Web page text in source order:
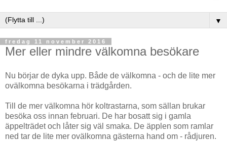
▼
fredag 11 november 2016
Mer eller mindre välkomna besökare
Nu börjar de dyka upp. Både de välkomna - och de lite mer
ovälkomna besökarna i trädgården.
Till de mer välkomna hör koltrastarna, som sällan brukar
besöka oss innan februari. De har bosatt sig i gamla
äppelträdet och låter sig väl smaka. De äpplen som ramlar
ned tar de lite mer ovälkomna gästerna hand om - rådjuren.